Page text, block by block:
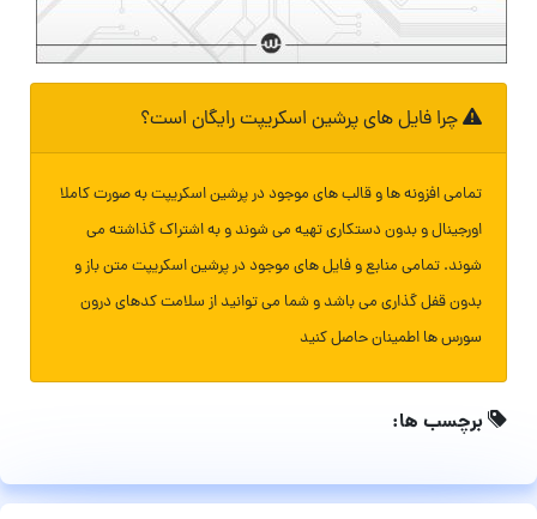
چرا فایل های پرشین اسکریپت رایگان است؟
تمامی افزونه ها و قالب های موجود در پرشین اسکریپت به صورت کاملا
اورجینال و بدون دستکاری تهیه می شوند و به اشتراک گذاشته می
شوند. تمامی منابع و فایل های موجود در پرشین اسکریپت متن باز و
بدون قفل گذاری می باشد و شما می توانید از سلامت کدهای درون
سورس ها اطمینان حاصل کنید
برچسب ها: